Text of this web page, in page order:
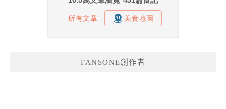
FANSONE創作者